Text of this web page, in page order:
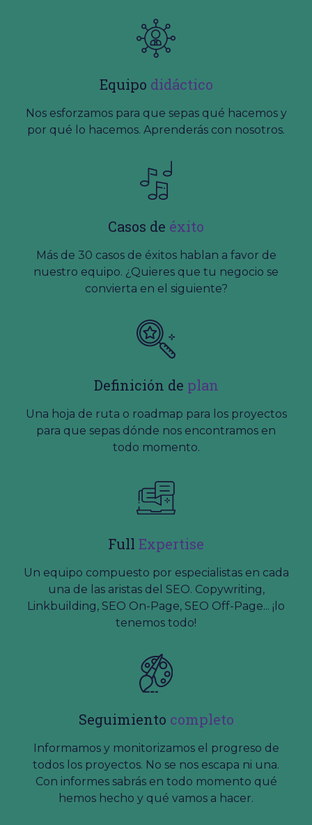
Equipo didáctico
Nos esforzamos para que sepas qué hacemos y
por qué lo hacemos. Aprenderás con nosotros.
Casos de éxito
Más de 30 casos de éxitos hablan a favor de
nuestro equipo. ¿Quieres que tu negocio se
convierta en el siguiente?
Definición de plan
Una hoja de ruta o roadmap para los proyectos
para que sepas dónde nos encontramos en
todo momento.
Full Expertise
Un equipo compuesto por especialistas en cada
una de las aristas del SEO. Copywriting,
Linkbuilding, SEO On-Page, SEO Off-Page... ¡lo
tenemos todo!
Seguimiento completo
Informamos y monitorizamos el progreso de
todos los proyectos. No se nos escapa ni una.
Con informes sabrás en todo momento qué
hemos hecho y qué vamos a hacer.